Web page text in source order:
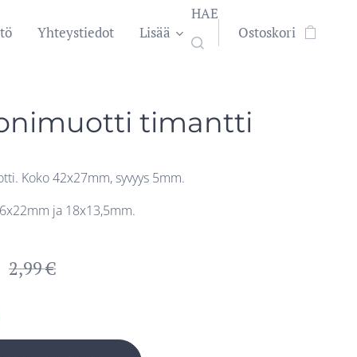
Yhteystiedot Lisää
HAE
Ostoskori
timantti
Koko 42x27mm, syvyys 5mm.
ja 18x13,5mm.
2,99€